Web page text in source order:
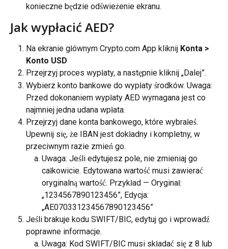
konieczne będzie odświeżenie ekranu.
Jak wypłacić AED?
Na ekranie głównym Crypto.com App kliknij Konta >
Konto USD
Przejrzyj proces wypłaty, a następnie kliknij „Dalej”.
Wybierz konto bankowe do wypłaty środków. Uwaga:
Przed dokonaniem wypłaty AED wymagana jest co
najmniej jedna udana wpłata.
Przejrzyj dane konta bankowego, które wybrałeś.
Upewnij się, że IBAN jest dokładny i kompletny, w
przeciwnym razie zmień go.
Uwaga: Jeśli edytujesz pole, nie zmieniaj go
całkowicie. Edytowana wartość musi zawierać
oryginalną wartość. Przykład — Oryginał:
„1234567890123456”, Edycja:
„AE070331234567890123456”
Jeśli brakuje kodu SWIFT/BIC, edytuj go i wprowadź
poprawne informacje.
Uwaga: Kod SWIFT/BIC musi składać się z 8 lub